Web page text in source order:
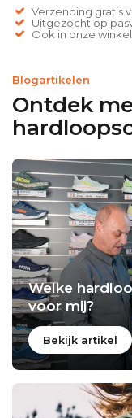
Verzending gratis
Uitgezocht op
Ook in onze
Blogartikelen
Ontdek
Welke
voor mij?
Bekijk artikel